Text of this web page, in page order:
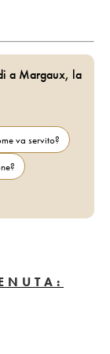
a Margaux, la
va servito?